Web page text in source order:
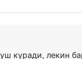
куради, лекин